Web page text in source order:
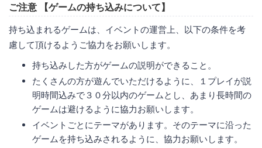
ご注意 【ゲームの持ち込みについて】
持ち込まれるゲームは、イベントの運営上、以下の条件を考
慮して頂けるようご協力をお願いします。
持ち込みした方がゲームの説明ができること。
たくさんの方が遊んでいただけるように、１プレイが説
明時間込みで３０分以内のゲームとし、あまり長時間の
ゲームは避けるように協力お願いします。
イベントごとにテーマがあります。そのテーマに沿った
ゲームを持ち込みされるように、協力お願いします。